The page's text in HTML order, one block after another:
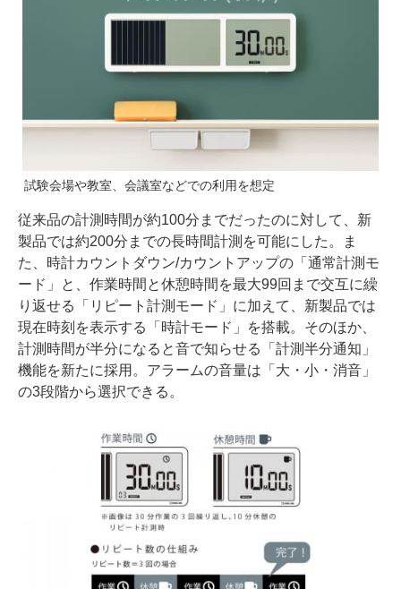
試験会場や教室、会議室などでの利用を想定
従来品の計測時間が約100分までだったのに対して、新
製品では約200分までの長時間計測を可能にした。ま
た、時計カウントダウン/カウントアップの「通常計測モ
ード」と、作業時間と休憩時間を最大99回まで交互に繰
り返せる「リピート計測モード」に加えて、新製品では
現在時刻を表示する「時計モード」を搭載。そのほか、
計測時間が半分になると音で知らせる「計測半分通知」
機能を新たに採用。アラームの音量は「大・小・消音」
の3段階から選択できる。